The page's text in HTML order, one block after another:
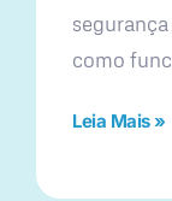
como
Leia Mais »